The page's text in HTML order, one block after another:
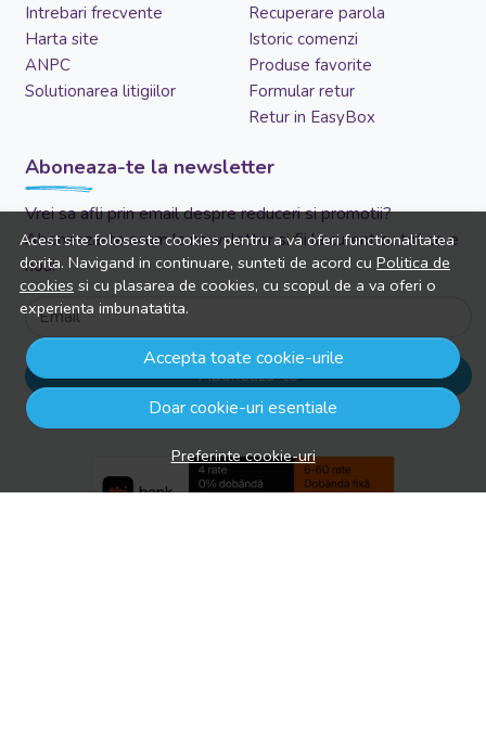
Acest site foloseste cookies pentru a va oferi functionalitatea
dorita. Navigand in continuare, sunteti de acord cu Politica de
cookies si cu plasarea de cookies, cu scopul de a va oferi o
experienta imbunatatita.
Accepta toate cookie-urile
Doar cookie-uri esentiale
Preferinte cookie-uri
Intrebari frecvente
Harta site
ANPC
Solutionarea litigiilor
Recuperare parola
Istoric comenzi
Produse favorite
Formular retur
Retur in EasyBox
Aboneaza-te la newsletter
Vrei sa afli prin email despre reduceri si promotii?
Aboneaza-te acum la newsletter si fii la curent cu tot ce e
nou!
Email
Aboneaza-te